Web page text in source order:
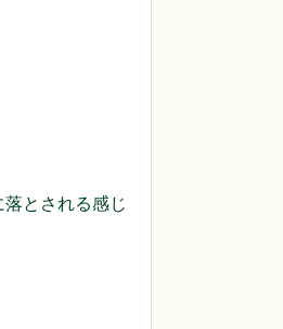
とされる感じ